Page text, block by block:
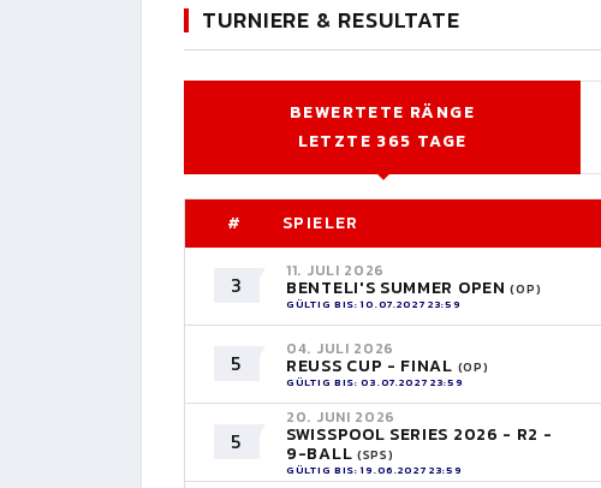
TURNIERE & RESULTATE
BEWERTETE RÄNGE
LETZTE 365 TAGE
# SPIELER
3
11. JULI 2026
BENTELI'S SUMMER OPEN(OP)
GÜLTIG BIS: 10.07.2027 23:59
5
04. JULI 2026
REUSS CUP - FINAL (OP)
GÜLTIG BIS: 03.07.2027 23:59
5
20. JUNI 2026
SWISSPOOL SERIES 2026 - R2 -
9-BALL (SPS)
GÜLTIG BIS: 19.06.2027 23:59